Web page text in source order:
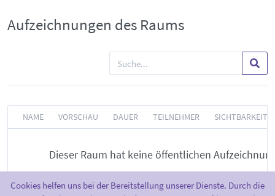
Aufzeichnungen des Raums
NAME VORSCHAU DAUER TEILNEHMER SICHTBARKEIT
Dieser Raum hat keine öffentlichen
Cookies helfen uns bei der Bereitstellung unserer Dienste. Durch die